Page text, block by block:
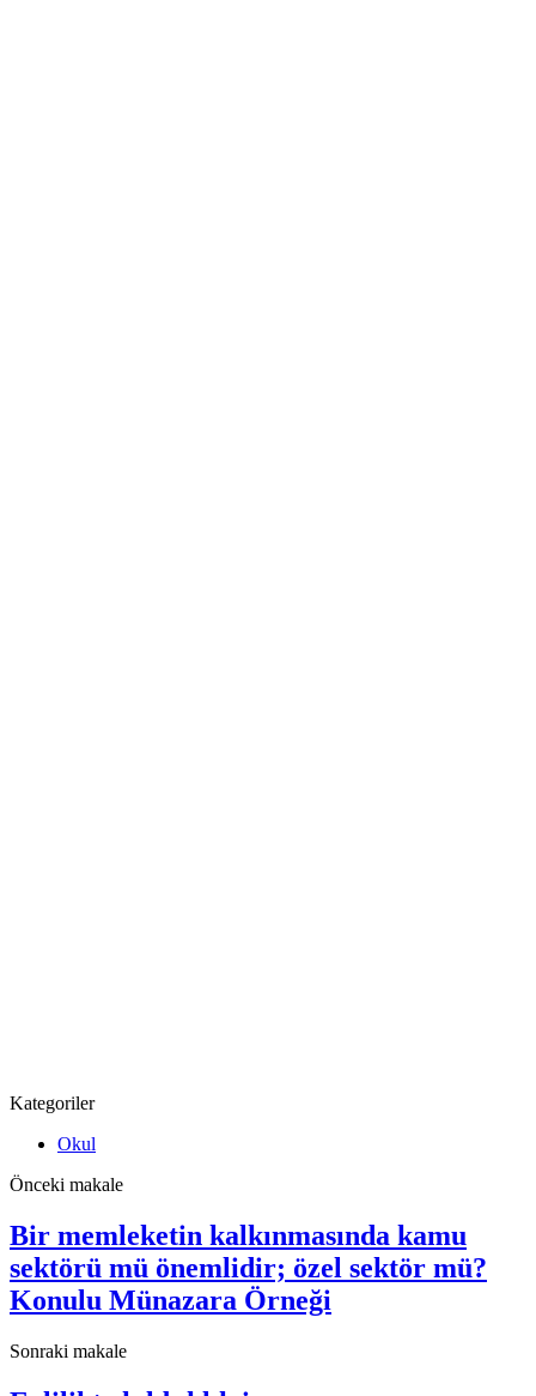
Kategoriler
Okul
Önceki makale
Bir memleketin kalkınmasında kamu
sektörü mü önemlidir; özel sektör mü?
Konulu Münazara Örneği
Sonraki makale